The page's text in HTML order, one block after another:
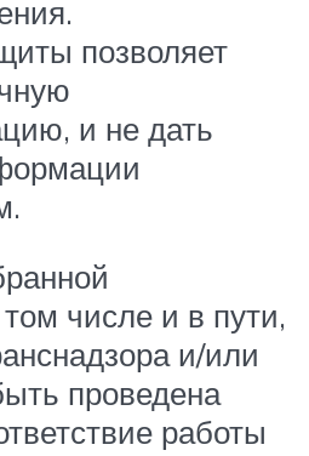
позволяет
и не дать
числе и в пути,
и/или
проведена
работы